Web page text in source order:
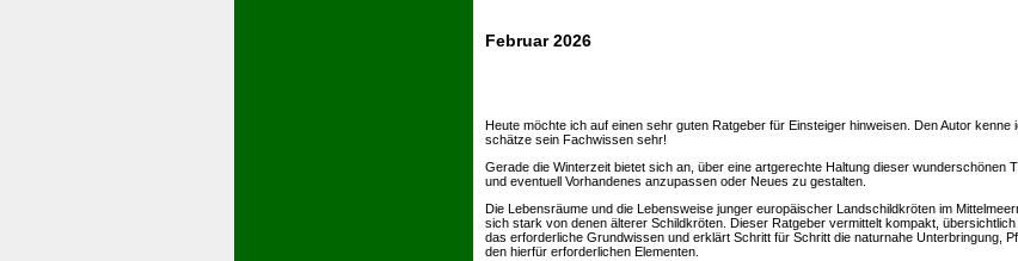
Februar 2026
Heute möchte ich auf einen sehr guten Ratgeber für Einsteiger hinweisen. Den Autor kenne
schätze sein Fachwissen sehr!
Gerade die Winterzeit bietet sich an, über eine artgerechte Haltung dieser wunderschönen
und eventuell Vorhandenes anzupassen oder Neues zu gestalten.
Die Lebensräume und die Lebensweise junger europäischer Landschildkröten im
sich stark von denen älterer Schildkröten. Dieser Ratgeber vermittelt kompakt,
das erforderliche Grundwissen und erklärt Schritt für Schritt die naturnahe Unterbringung,
den hierfür erforderlichen Elementen.